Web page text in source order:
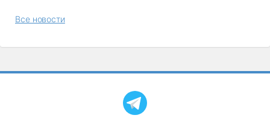
Все новости